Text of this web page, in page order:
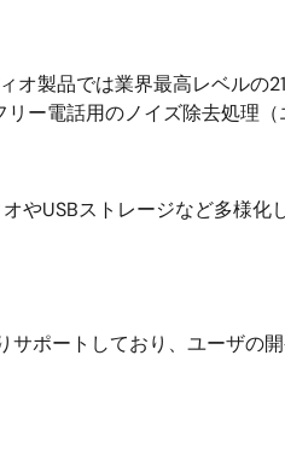
製品では業界最高レベルの
ー電話用のノイズ除去処理
USBストレージなど多様化
ポートしており、ユーザの開